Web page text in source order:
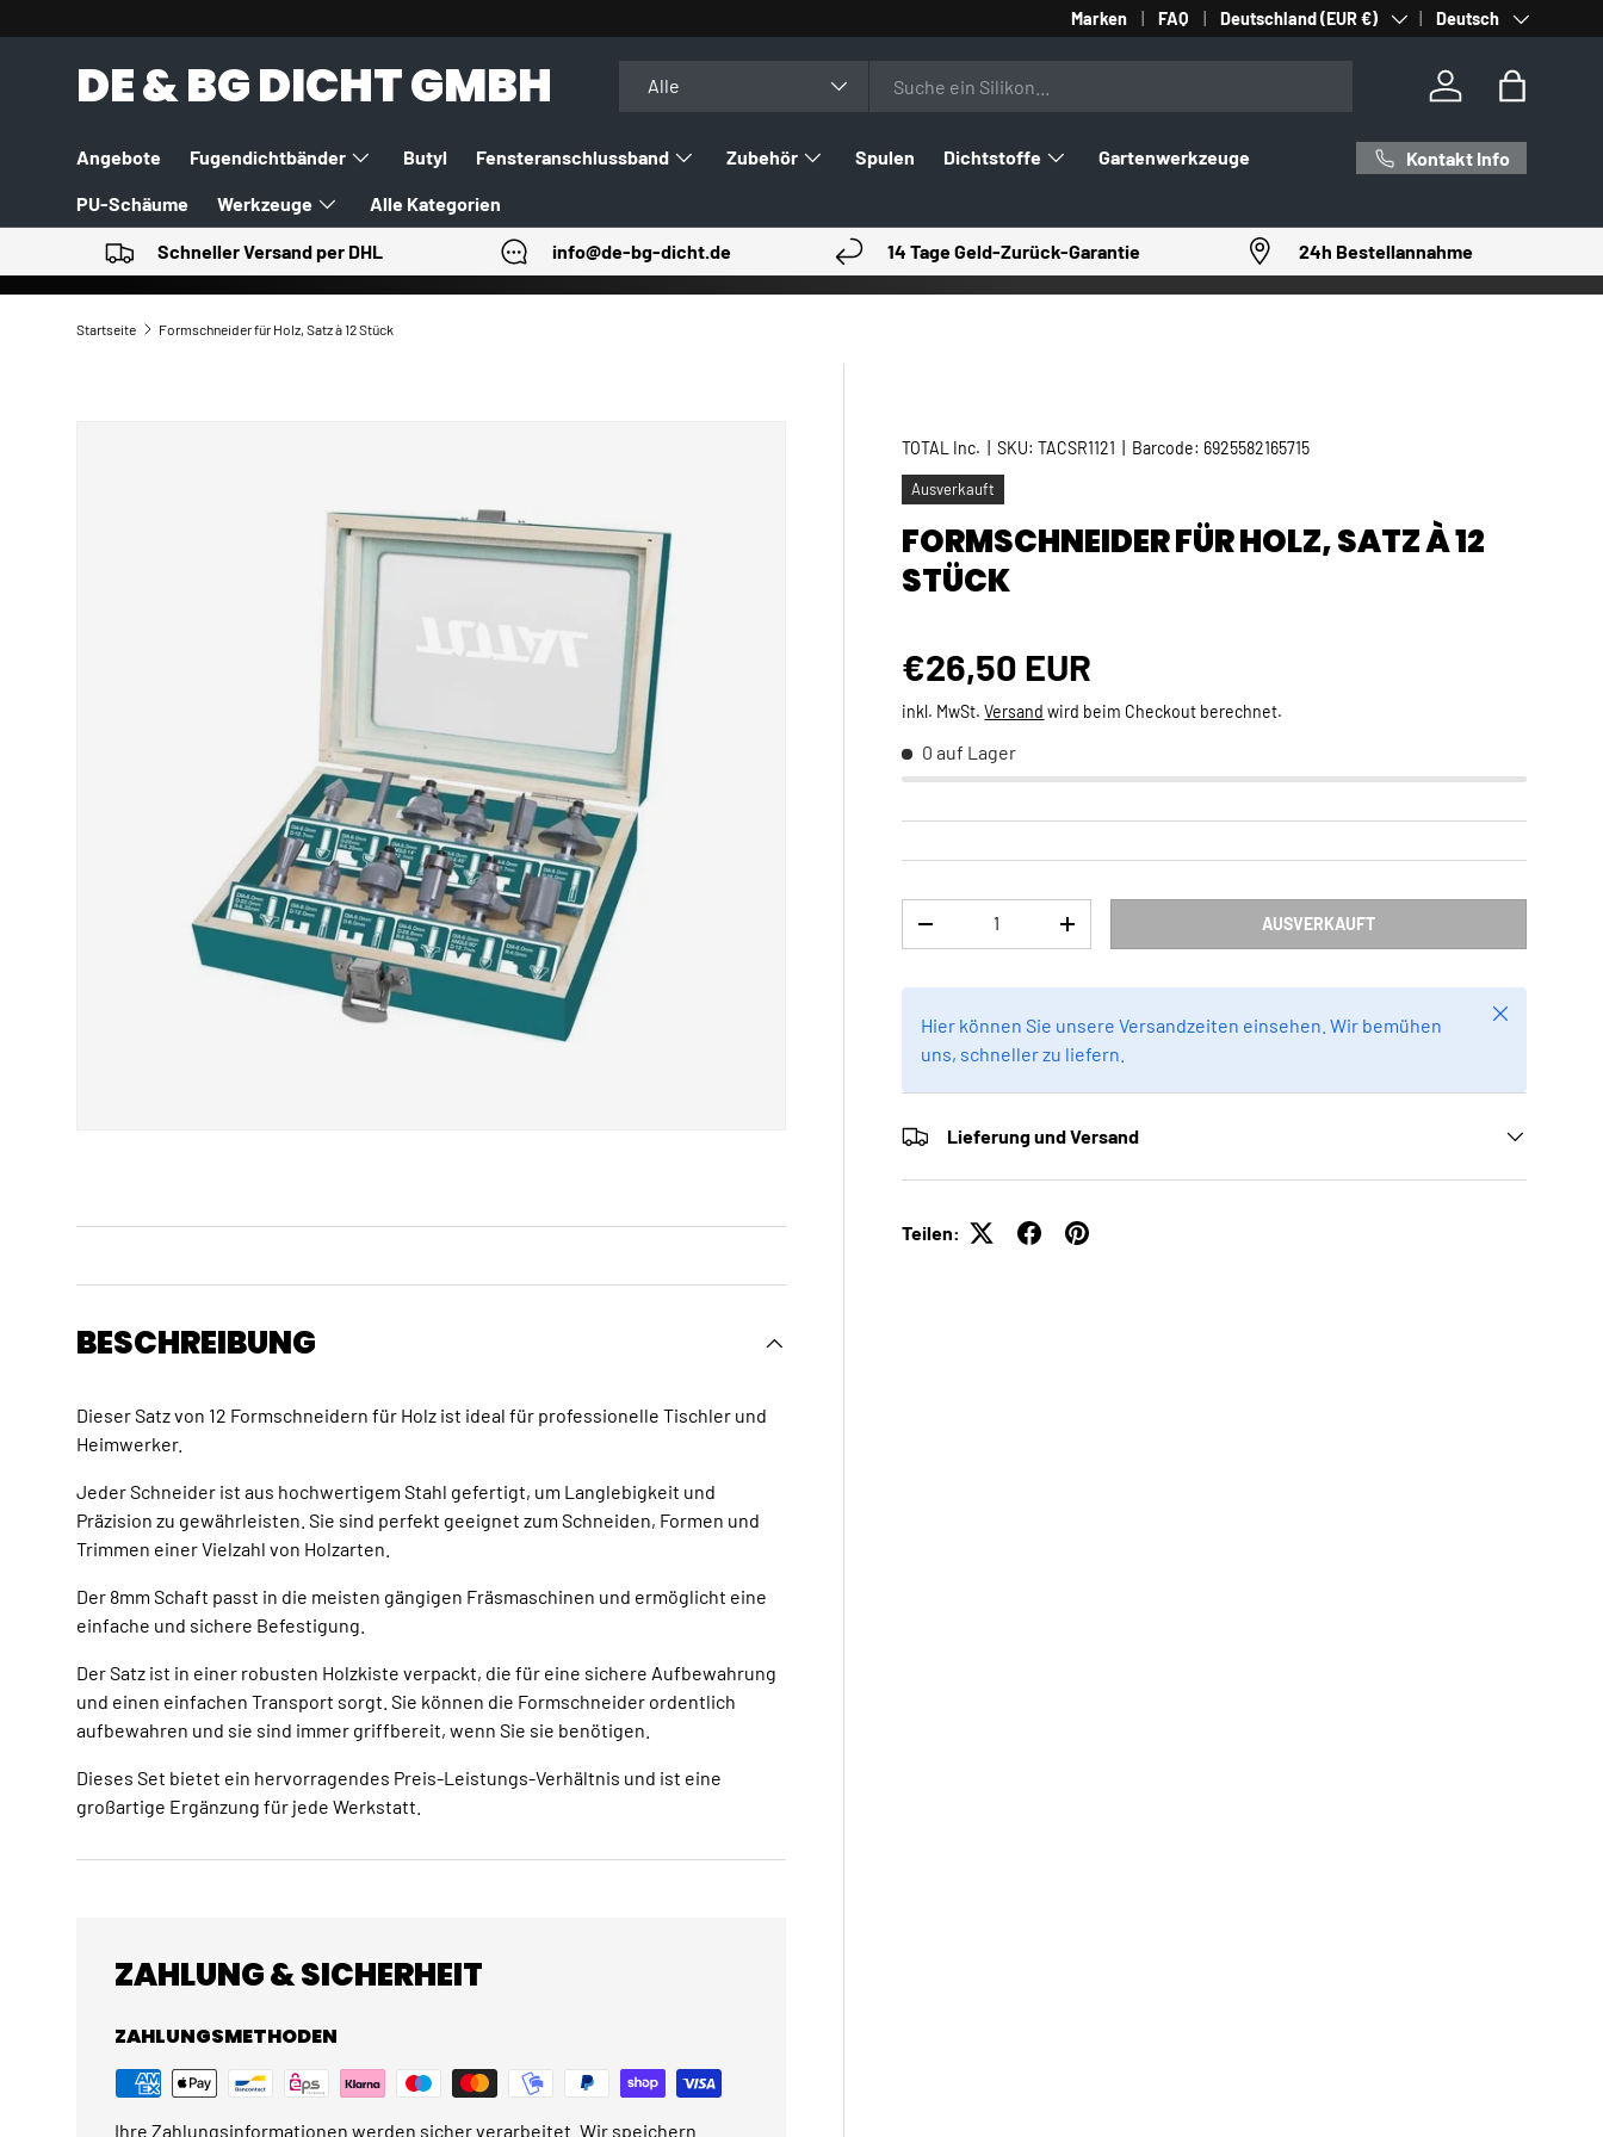
DIREKT ZUM INHALT
Marken FAQ Land/Region
Deutschland (EUR €) SpracheDeutsch
DE & BG DICHT GMBH Alle
Einloggen
Angebote Fugendichtbänder Butyl Fensteranschlussband Zubehör Spulen Dichtstoffe Gartenwerkzeuge
PU-Schäume Werkzeuge Alle Kategorien
Kontakt Info
Schneller Versand per DHL info@de-bg-dicht.de 14 Tage Geld-Zurück-Garantie 24h Bestellannahme
Startseite Formschneider für Holz, Satz à 12 Stück
TOTAL Inc. |SKU: TACSR1121 Barcode: 6925582165715
Ausverkauft
FORMSCHNEIDER FÜR HOLZ, SATZ À 12
STÜCK
Normaler Preis
€26,50 EUR
inkl. MwSt.Versand wird beim Checkout berechnet.
0 auf Lager
MENGE VERRINGERNMENGE ERHÖHEN AUSVERKAUFT
Hier können Sie unsere Versandzeiten einsehen. Wir bemühen
uns, schneller zu liefern.
Schließen
Lieferung und Versand
Teilen:
BESCHREIBUNG
Dieser Satz von 12 Formschneidern für Holz ist ideal für professionelle Tischler und
Heimwerker.
Jeder Schneider ist aus hochwertigem Stahl gefertigt, um Langlebigkeit und
Präzision zu gewährleisten. Sie sind perfekt geeignet zum Schneiden, Formen und
Trimmen einer Vielzahl von Holzarten.
Der 8mm Schaft passt in die meisten gängigen Fräsmaschinen und ermöglicht eine
einfache und sichere Befestigung.
Der Satz ist in einer robusten Holzkiste verpackt, die für eine sichere Aufbewahrung
und einen einfachen Transport sorgt. Sie können die Formschneider ordentlich
aufbewahren und sie sind immer griffbereit, wenn Sie sie benötigen.
Dieses Set bietet ein hervorragendes Preis-Leistungs-Verhältnis und ist eine
großartige Ergänzung für jede Werkstatt.
ZAHLUNG & SICHERHEIT
ZAHLUNGSMETHODEN
Ihre Zahlungsinformationen werden sicher verarbeitet. Wir speichern